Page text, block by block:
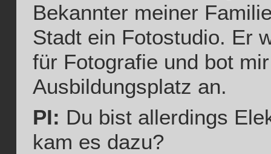
Bekannter meiner
Stadt ein Fotostudio. Er
für Fotografie und bot
Ausbildungsplatz an.
PI: Du bist allerdings
kam es dazu?